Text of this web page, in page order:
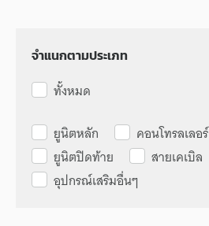
จำแนกตามประเภท
ทั้งหมด
ยูนิตหลัก
คอนโทรลเลอร์
ยูนิตปิดท้าย
สายเคเบิล
อุปกรณ์เสริมอื่นๆ